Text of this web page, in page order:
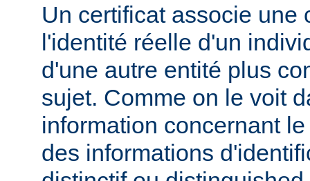
Un certificat associe une
l'identité réelle d'un
d'une autre entité plus
sujet. Comme on le voit
information concernant
des informations